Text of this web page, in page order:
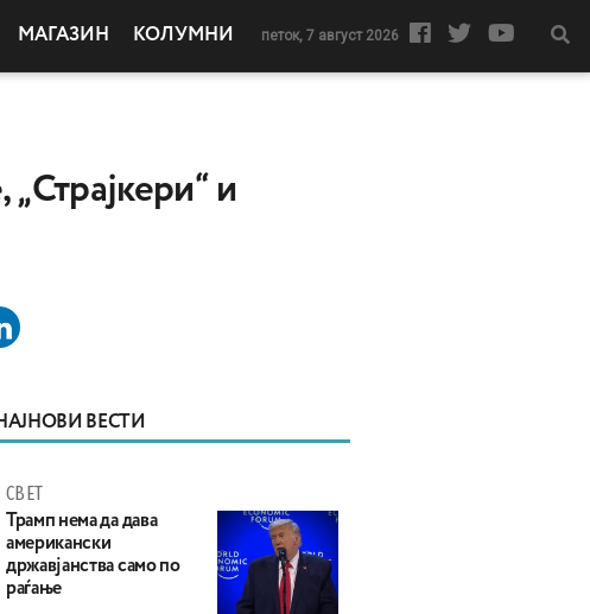
МАГАЗИН КОЛУМНИ петок, 7 август 2026
и
ВЕСТИ
СВЕТ
Трамп нема да дава
американски
државјанства само по
раѓање